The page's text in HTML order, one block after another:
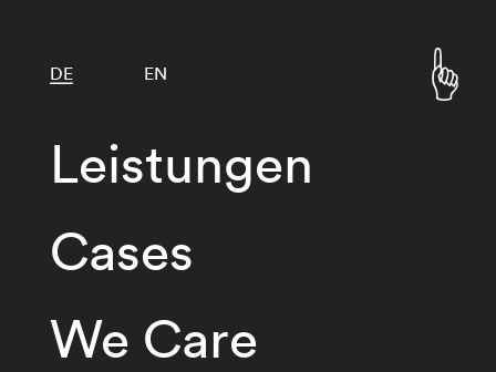
Leistungen
Cases
We Care
DE EN